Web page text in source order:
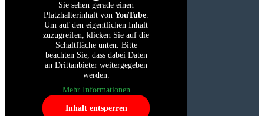
Sie sehen gerade einen
Platzhalterinhalt von YouTube.
Um auf den eigentlichen Inhalt
zuzugreifen, klicken Sie auf die
Schaltfläche unten. Bitte
beachten Sie, dass dabei Daten
an Drittanbieter weitergegeben
werden.
Mehr Informationen
Inhalt entsperren